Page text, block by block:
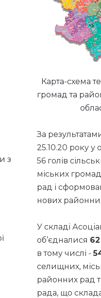
з
Карта-схема
громад та
За
25.10.20 року у
56 голів
міських
рад і
нових
У складі
об’єдналися 62
в тому числі -
селищних,
районних рад
рада, що